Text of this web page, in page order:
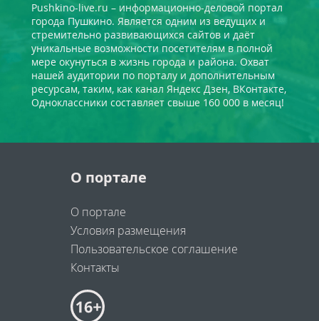
Pushkino-live.ru – информационно-деловой портал
города Пушкино. Является одним из ведущих и
стремительно развивающихся сайтов и даёт
уникальные возможности посетителям в полной
мере окунуться в жизнь города и района. Охват
нашей аудитории по порталу и дополнительным
ресурсам, таким, как канал Яндекс Дзен, ВКонтакте,
Одноклассники составляет свыше 160 000 в месяц!
О портале
О портале
Условия размещения
Пользовательское соглашение
Контакты